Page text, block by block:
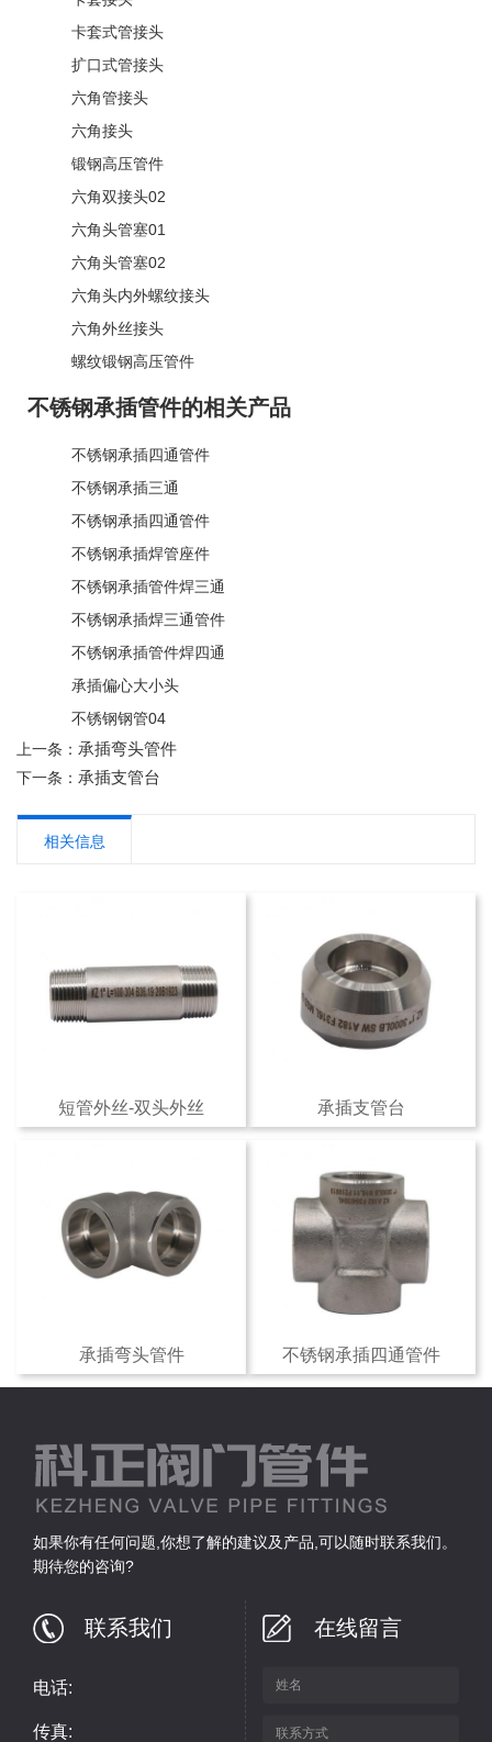
卡套式管接头
扩口式管接头
六角管接头
六角接头
锻钢高压管件
六角双接头02
六角头管塞01
六角头管塞02
六角头内外螺纹接头
六角外丝接头
螺纹锻钢高压管件
不锈钢承插管件的相关产品
不锈钢承插四通管件
不锈钢承插三通
不锈钢承插四通管件
不锈钢承插焊管座件
不锈钢承插管件焊三通
不锈钢承插焊三通管件
不锈钢承插管件焊四通
承插偏心大小头
不锈钢钢管04
上一条： 承插弯头管件
下一条： 承插支管台
相关信息
短管外丝-双头外丝 承插支管台
承插弯头管件 不锈钢承插四通管件
如果你有任何问题,你想了解的建议及产品,可以随时联系我们。
期待您的咨询?
联系我们
电话:
传真:
在线留言